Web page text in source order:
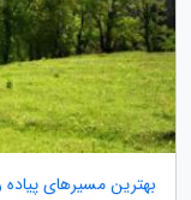
بهترین مسیرهای